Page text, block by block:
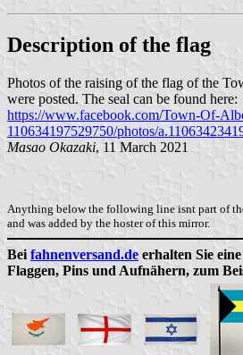
Description of the flag
Photos of the raising of the flag of the
were posted. The seal can be found here:
https://www.facebook.com/Town-Of-
110634197529750/photos/
Masao Okazaki, 11 March 2021
Anything below the following line isnt part of
and was added by the hoster of this mirror.
Bei fahnenversand.de erhalten Sie
Flaggen, Pins und Aufnähern, zum